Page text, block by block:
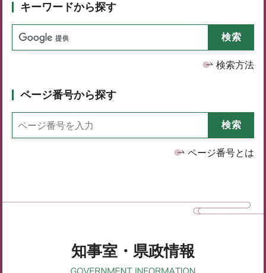
キーワードから探す
検索方法
ページ番号から探す
ページ番号とは
知事室・県政情報